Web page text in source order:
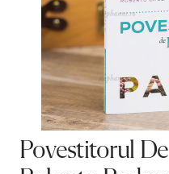
Povestitorul